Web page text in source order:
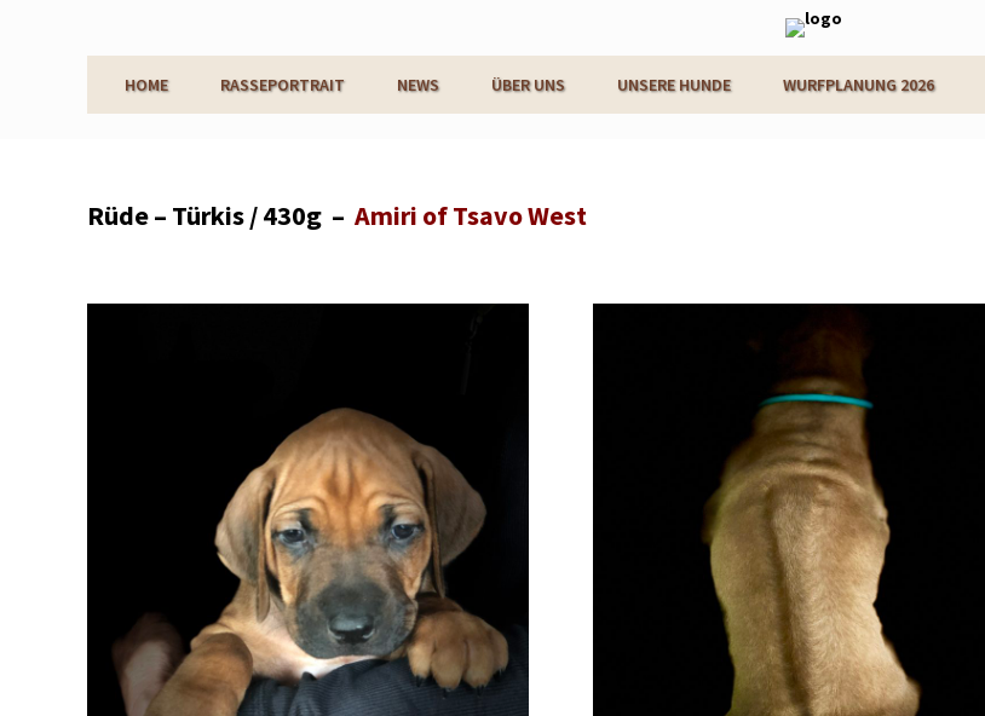
HOME RASSEPORTRAIT NEWS ÜBER UNS UNSERE HUNDE WURFPLANUNG 2026
Rüde – Türkis / 430g – Amiri of Tsavo West